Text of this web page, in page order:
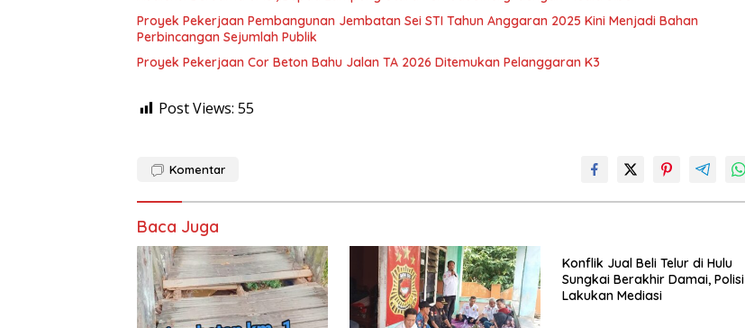
Proyek Pekerjaan Pembangunan Jembatan Sei STI Tahun Anggaran 2025 Kini Menjadi Bahan
Perbincangan Sejumlah Publik
Proyek Pekerjaan Cor Beton Bahu Jalan TA 2026 Ditemukan Pelanggaran K3
Post Views: 55
Komentar
Baca Juga
Konflik Jual Beli Telur di Hulu
Sungkai Berakhir Damai, Polisi
Lakukan Mediasi